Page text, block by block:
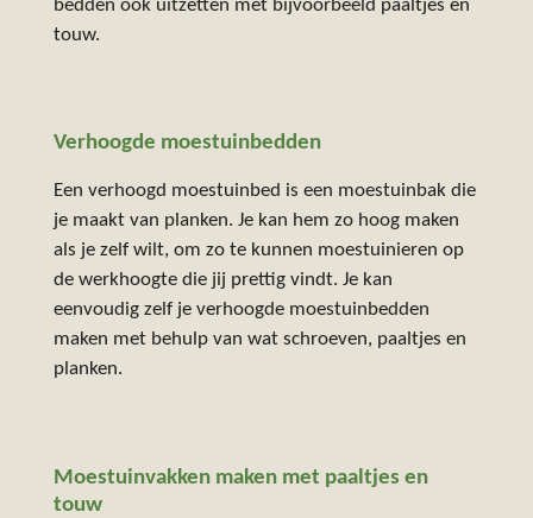
bedden ook uitzetten met bijvoorbeeld paaltjes en
touw.
Verhoogde moestuinbedden
Een verhoogd moestuinbed is een moestuinbak die
je maakt van planken. Je kan hem zo hoog maken
als je zelf wilt, om zo te kunnen moestuinieren op
de werkhoogte die jij prettig vindt. Je kan
eenvoudig zelf je verhoogde moestuinbedden
maken met behulp van wat schroeven, paaltjes en
planken.
Moestuinvakken maken met paaltjes en
touw